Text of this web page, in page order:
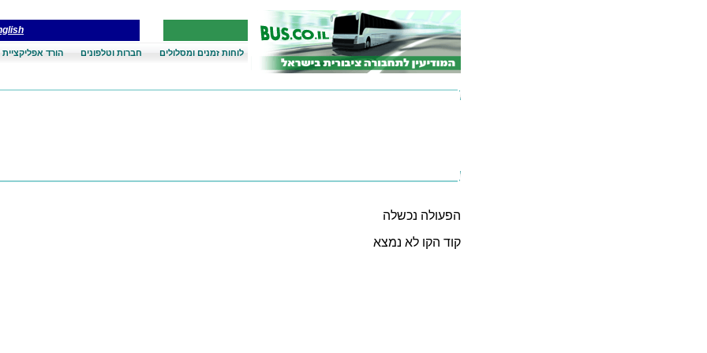
לוחות זמנים ומסלולים חברות וטלפונים הורד אפליקציית
הפעולה נכשלה
קוד הקו לא נמצא